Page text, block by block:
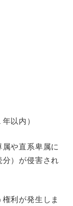
以内）
や直系卑属に
）が侵害され
利が発生しま